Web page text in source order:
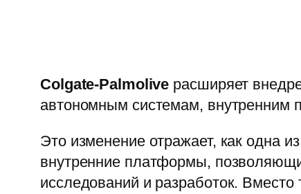
Colgate-Palmolive расширяет
автономным системам, внутренним
Это изменение отражает, как одна
внутренние платформы,
исследований и разработок.